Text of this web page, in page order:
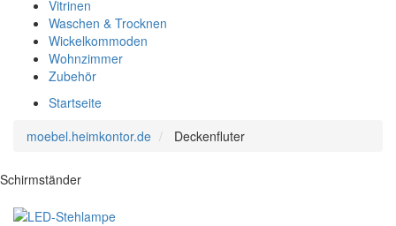
Vitrinen
Waschen & Trocknen
Wickelkommoden
Wohnzimmer
Zubehör
Startseite
moebel.heimkontor.de
Deckenfluter
Schirmständer